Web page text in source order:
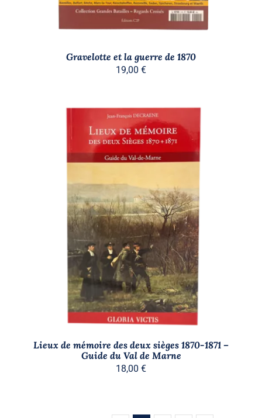
Gravelotte et la guerre de 1870
19,00 €
AJOUTER AU PANIER
/
Lieux de mémoire des deux sièges 1870-1871 –
Guide du Val de Marne
18,00 €